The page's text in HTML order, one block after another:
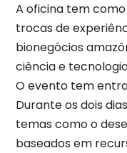
A oficina tem
trocas de
bionegócios
ciência e
O evento tem
Durante os dois
temas como o
baseados em